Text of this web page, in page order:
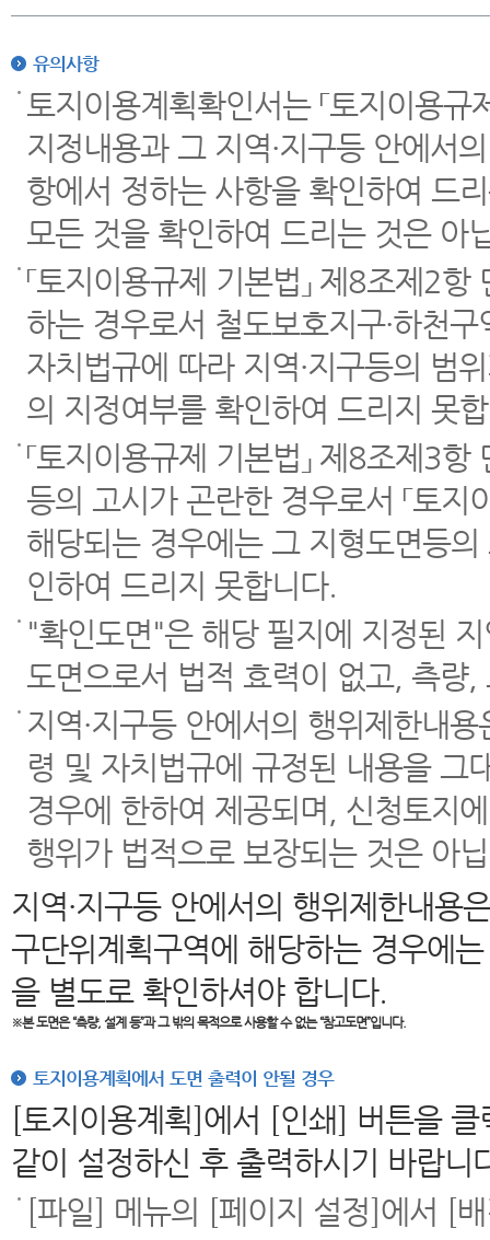
유의사항
토지이용계획확인서는 「토지이용
지정내용과 그 지역·지구등 안에서
항에서 정하는 사항을 확인하여 드
모든 것을 확인하여 드리는 것은 아
「토지이용규제 기본법」 제8조제2
하는 경우로서 철도보호지구·하천
자치법규에 따라 지역·지구등의 범
의 지정여부를 확인하여 드리지 못
「토지이용규제 기본법」 제8조제3
등의 고시가 곤란한 경우로서 「토
해당되는 경우에는 그 지형도면등
인하여 드리지 못합니다.
"확인도면"은 해당 필지에 지정된
도면으로서 법적 효력이 없고, 측량
지역·지구등 안에서의 행위제한내
령 및 자치법규에 규정된 내용을 그
경우에 한하여 제공되며, 신청토지
행위가 법적으로 보장되는 것은 아
지역·지구등 안에서의 행위제한내용
구단위계획구역에 해당하는 경우에
을 별도로 확인하셔야 합니다.
※본 도면은“측량, 설계 등”과 그 밖의 목적으로 사용할 수 없는 “참고도면”입니다.
토지이용계획에서 도면 출력이 안될 경우
[토지이용계획]에서 [인쇄] 버튼을
같이 설정하신 후 출력하시기 바랍니
[파일] 메뉴의 [페이지 설정]에서 [